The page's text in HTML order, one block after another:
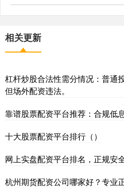
相关更新
杠杆炒股合法性需分情况：普通
但场外配资违法。
靠谱股票配资平台推荐：合规低
十大股票配资平台排行（）
网上实盘配资平台排名，正规安
杭州期货配资公司哪家好？专业